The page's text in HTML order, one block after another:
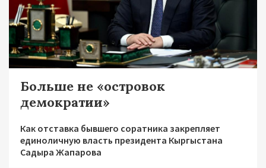
Больше не «островок
демократии»
Как отставка бывшего соратника закрепляет
единоличную власть президента Кыргыстана
Садыра Жапарова